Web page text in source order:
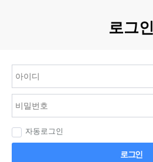
로그인
자동로그인
로그인